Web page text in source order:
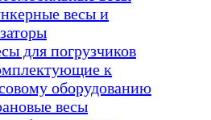
весы и
для погрузчиков
к
оборудованию
весы